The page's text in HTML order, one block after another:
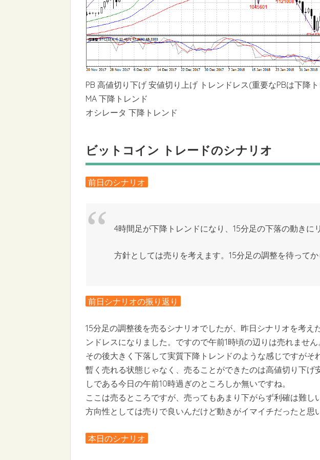
PB 高値切り下げ 安値切り上げ トレンドレス(重要なPBは下降
MA 下降トレンド
オシレータ 下降トレンド
ビットコイン トレードのシナリオ
前日のシナリオ
4時間足が下降トレンドになり、15分足の下落の動きに
方針としては売りを考えます。15分足の調整を待ってか
前日シナリオの振り返り
15分足の調整後を売るシナリオでしたが、昨日シナリオを考え
ンドレスになりました。ですので午前1時頃の辺りは売れません
その後大きく下落して実質下降トレンドのような感じですがそ
暫く売れる状態じゃなく、売ることができたのは高値切り下げ
しである今日の午前10時過ぎのところしか無いですね。
ここは売るところですが、売ってもあまり下がらず利確は難し
方向性としては売りで良いんだけど動きがイマイチだったと思
本日のシナリオ